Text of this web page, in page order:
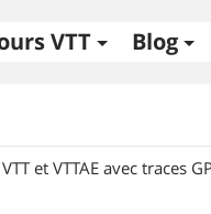
VTT Blog
et VTTAE avec traces